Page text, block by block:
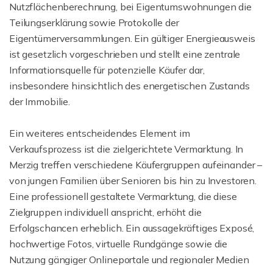
Nutzflächenberechnung, bei Eigentumswohnungen die
Teilungserklärung sowie Protokolle der
Eigentümerversammlungen. Ein gültiger Energieausweis
ist gesetzlich vorgeschrieben und stellt eine zentrale
Informationsquelle für potenzielle Käufer dar,
insbesondere hinsichtlich des energetischen Zustands
der Immobilie.
Ein weiteres entscheidendes Element im
Verkaufsprozess ist die zielgerichtete Vermarktung. In
Merzig treffen verschiedene Käufergruppen aufeinander –
von jungen Familien über Senioren bis hin zu Investoren.
Eine professionell gestaltete Vermarktung, die diese
Zielgruppen individuell anspricht, erhöht die
Erfolgschancen erheblich. Ein aussagekräftiges Exposé,
hochwertige Fotos, virtuelle Rundgänge sowie die
Nutzung gängiger Onlineportale und regionaler Medien